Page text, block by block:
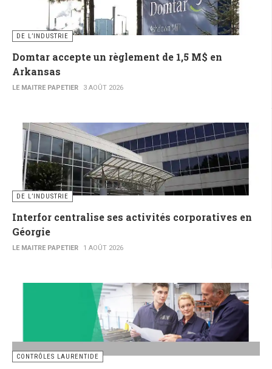
DE L’INDUSTRIE
Domtar accepte un règlement de 1,5 M$ en
Arkansas
LE MAITRE PAPETIER 3 AOÛT 2026
DE L’INDUSTRIE
Interfor centralise ses activités corporatives en
Géorgie
LE MAITRE PAPETIER 1 AOÛT 2026
CONTRÔLES LAURENTIDE